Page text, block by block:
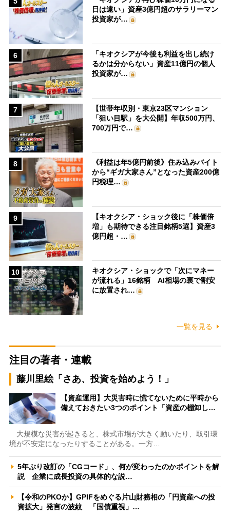
日は遠い」資産3億円超のサラリーマン
投資家が…
6
「キオクシアが今後も利益を出し続け
るかは分からない」資産11億円の個人
投資家が…
7
【世帯年収別・東京23区マンション
「狙い目駅」を大公開】年収500万円、
700万円で…
8
《利益は年5億円前後》住み込みバイト
から“ギガ大家さん”となった資産200億
円税理…
9
【キオクシア・ショック後に「株価倍
増」も期待できる注目銘柄5選】資産3
億円超・…
10
キオクシア・ショックで「次にマネー
が流れる」16銘柄 AI相場の裏で割安
に放置され…
一覧を見る
注目の著者・連載
藤川里絵「さあ、投資を始めよう！」
【資産運用】大災害時に慌てないために平時から
備えておきたい3つのポイント「資産の棚卸し…
大規模な災害が起きると、株式市場が大きく動いたり、取引環
境が不安定になったりすることがある。一方…
5年ぶり改訂の「CGコード」、何が変わったのかポイントを解
説 企業に成長投資の具体的な説…
【令和のPKOか】GPIFをめぐる片山財務相の「円資産への投
資拡大」発言の波紋 「国債重視」…